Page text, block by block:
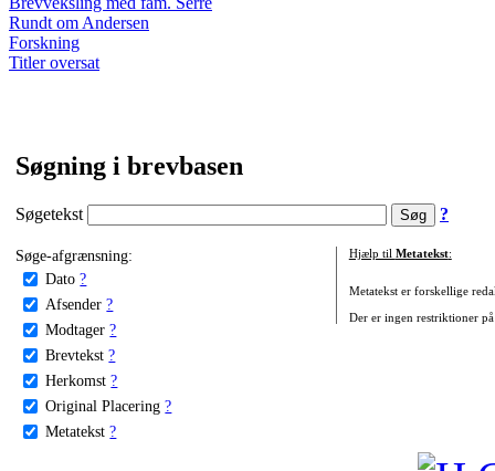
Rundt om Andersen
Forskning
Titler oversat
Søgning i brevbasen
Søgetekst ?
Søge-afgrænsning:
Dato ?
Afsender ?
Modtager ?
Brevtekst ?
Herkomst ?
Original Placering ?
Metatekst ?
Hjælp til Metatekst:
Metatekst er forskellige
Der er ingen restriktioner